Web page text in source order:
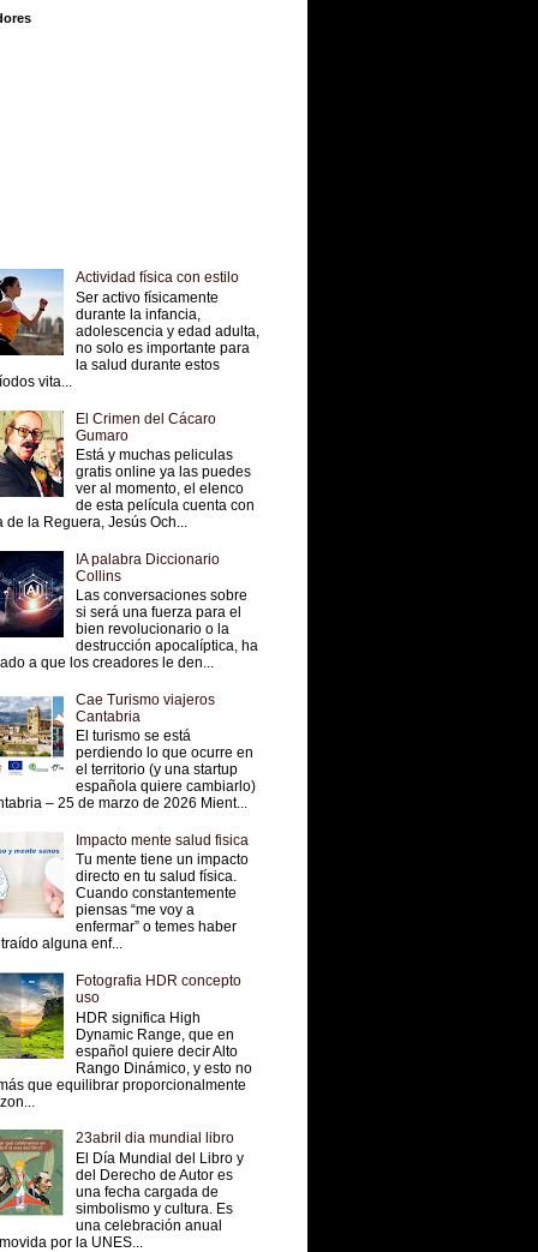
Actividad física con estilo
Ser activo físicamente
durante la infancia,
adolescencia y edad adulta,
no solo es importante para
la salud durante estos
vita...
El Crimen del Cácaro
Gumaro
Está y muchas peliculas
gratis online ya las puedes
ver al momento, el elenco
de esta película cuenta con
de la Reguera, Jesús Och...
IA palabra Diccionario
Collins
Las conversaciones sobre
si será una fuerza para el
bien revolucionario o la
destrucción apocalíptica, ha
a que los creadores le den...
Cae Turismo viajeros
Cantabria
El turismo se está
perdiendo lo que ocurre en
el territorio (y una startup
española quiere cambiarlo)
– 25 de marzo de 2026 Mient...
Impacto mente salud fisica
Tu mente tiene un impacto
directo en tu salud física.
Cuando constantemente
piensas “me voy a
enfermar” o temes haber
alguna enf...
Fotografia HDR concepto
uso
HDR significa High
Dynamic Range, que en
español quiere decir Alto
Rango Dinámico, y esto no
que equilibrar proporcionalmente
23abril dia mundial libro
El Día Mundial del Libro y
del Derecho de Autor es
una fecha cargada de
simbolismo y cultura. Es
una celebración anual
por la UNES...